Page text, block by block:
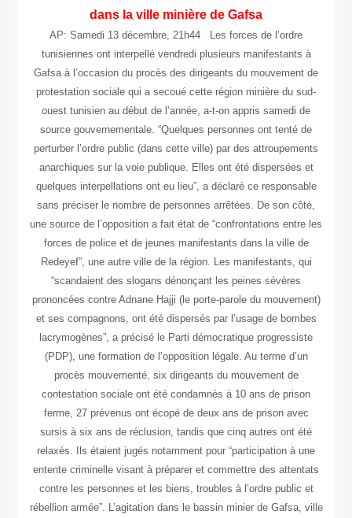
dans la ville minière de Gafsa
AP: Samedi 13 décembre, 21h44 Les forces de l’ordre
tunisiennes ont interpellé vendredi plusieurs manifestants à
Gafsa à l’occasion du procès des dirigeants du mouvement de
protestation sociale qui a secoué cette région minière du sud-
ouest tunisien au début de l’année, a-t-on appris samedi de
source gouvernementale. “Quelques personnes ont tenté de
perturber l’ordre public (dans cette ville) par des attroupements
anarchiques sur la voie publique. Elles ont été dispersées et
quelques interpellations ont eu lieu”, a déclaré ce responsable
sans préciser le nombre de personnes arrêtées. De son côté,
une source de l’opposition a fait état de “confrontations entre les
forces de police et de jeunes manifestants dans la ville de
Redeyef”, une autre ville de la région. Les manifestants, qui
“scandaient des slogans dénonçant les peines sévères
prononcées contre Adnane Hajji (le porte-parole du mouvement)
et ses compagnons, ont été dispersés par l’usage de bombes
lacrymogènes”, a précisé le Parti démocratique progressiste
(PDP), une formation de l’opposition légale. Au terme d’un
procès mouvementé, six dirigeants du mouvement de
contestation sociale ont été condamnés à 10 ans de prison
ferme, 27 prévenus ont écopé de deux ans de prison avec
sursis à six ans de réclusion, tandis que cinq autres ont été
relaxés. Ils étaient jugés notamment pour “participation à une
entente criminelle visant à préparer et commettre des attentats
contre les personnes et les biens, troubles à l’ordre public et
rébellion armée”. L’agitation dans le bassin minier de Gafsa, ville